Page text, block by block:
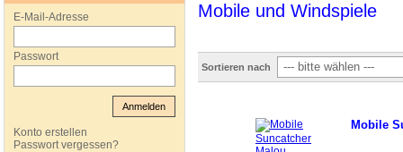
Mobile und Windspiele
Sortieren nach
Mobile
E-Mail-Adresse
Passwort
Anmelden
Konto erstellen
Passwort vergessen?